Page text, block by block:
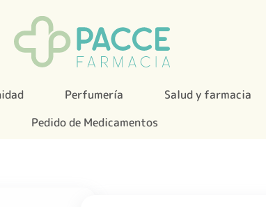
Perfumería Salud y farmacia
Pedido de Medicamentos